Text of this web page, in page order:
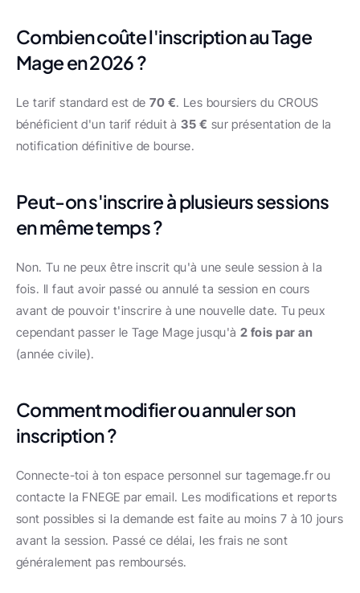
Combien coûte l'inscription au Tage
Mage en 2026 ?
Le tarif standard est de 70 €. Les boursiers du CROUS
bénéficient d'un tarif réduit à 35 € sur présentation de la
notification définitive de bourse.
Peut-on s'inscrire à plusieurs sessions
en même temps ?
Non. Tu ne peux être inscrit qu'à une seule session à la
fois. Il faut avoir passé ou annulé ta session en cours
avant de pouvoir t'inscrire à une nouvelle date. Tu peux
cependant passer le Tage Mage jusqu'à 2 fois par an
(année civile).
Comment modifier ou annuler son
inscription ?
Connecte-toi à ton espace personnel sur tagemage.fr ou
contacte la FNEGE par email. Les modifications et reports
sont possibles si la demande est faite au moins 7 à 10 jours
avant la session. Passé ce délai, les frais ne sont
généralement pas remboursés.